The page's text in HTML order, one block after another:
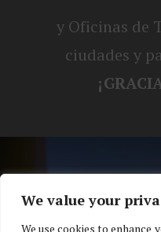
We value your
We use cookies to enhance
y Oficinas de
ciudades y